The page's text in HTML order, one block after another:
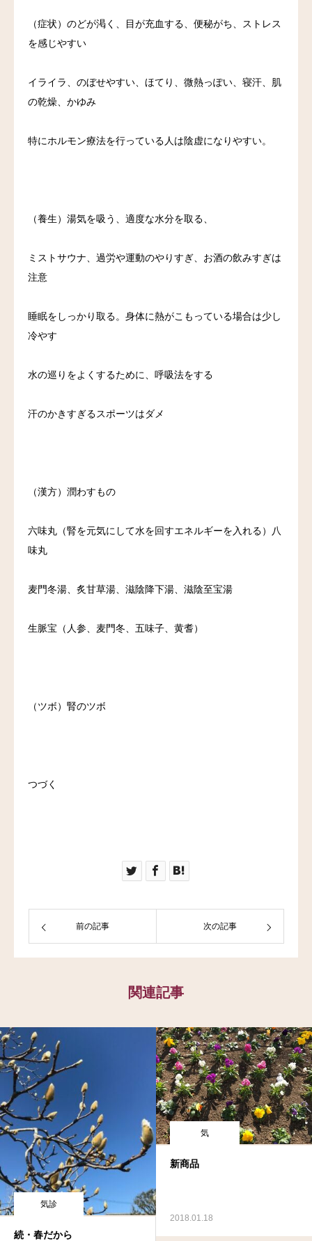
（症状）のどが渇く、目が充血する、便秘がち、ストレス
を感じやすい
イライラ、のぼせやすい、ほてり、微熱っぽい、寝汗、肌
の乾燥、かゆみ
特にホルモン療法を行っている人は陰虚になりやすい。
（養生）湯気を吸う、適度な水分を取る、
ミストサウナ、過労や運動のやりすぎ、お酒の飲みすぎは
注意
睡眠をしっかり取る。身体に熱がこもっている場合は少し
冷やす
水の巡りをよくするために、呼吸法をする
汗のかきすぎるスポーツはダメ
（漢方）潤わすもの
六味丸（腎を元気にして水を回すエネルギーを入れる）八
味丸
麦門冬湯、炙甘草湯、滋陰降下湯、滋陰至宝湯
生脈宝（人参、麦門冬、五味子、黄耆）
（ツボ）腎のツボ
つづく
前の記事 次の記事
関連記事
気診
続・春だから
気
新商品
2018.01.18